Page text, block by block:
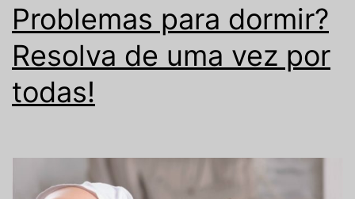
Problemas para dormir?
Resolva de uma vez por
todas!